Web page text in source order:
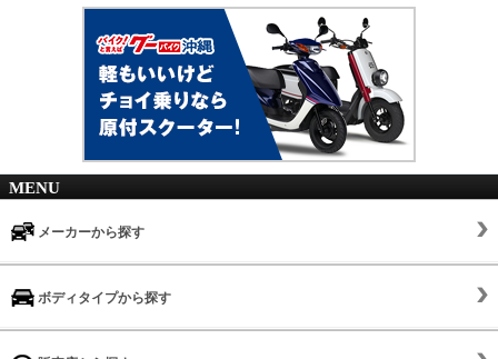
MENU
メーカーから探す
ボディタイプから探す